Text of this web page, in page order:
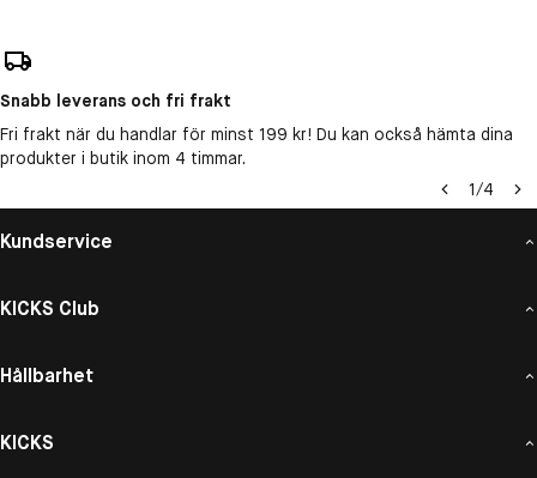
Snabb leverans och fri frakt
Fri frakt när du handlar för minst 199 kr! Du kan också hämta dina
produkter i butik inom 4 timmar.
1/4
Kundservice
KICKS Club
Hållbarhet
KICKS